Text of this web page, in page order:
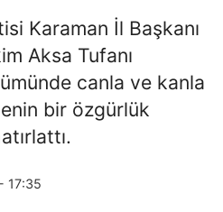
Karaman İl Başkanı
Aksa Tufanı
canla ve kanla
bir özgürlük
17:35